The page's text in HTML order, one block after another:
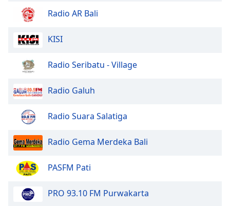
Opacity
Size
Edge
Radio AR Bali
KISI
Radio Seribatu - Village
Radio Galuh
Radio Suara Salatiga
Radio Gema Merdeka Bali
PASFM Pati
PRO 93.10 FM Purwakarta